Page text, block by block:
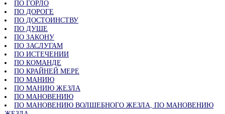
ПО ГОРЛО
ПО ДОРОГЕ
ПО ДОСТОИНСТВУ
ПО ДУШЕ
ПО ЗАКОНУ
ПО ЗАСЛУГАМ
ПО ИСТЕЧЕНИИ
ПО КОМАНДЕ
ПО КРАЙНЕЙ МЕРЕ
ПО МАНИЮ
ПО МАНИЮ ЖЕЗЛА
ПО МАНОВЕНИЮ
ПО МАНОВЕНИЮ ВОЛШЕБНОГО ЖЕЗЛА, ПО МАНОВЕНИЮ